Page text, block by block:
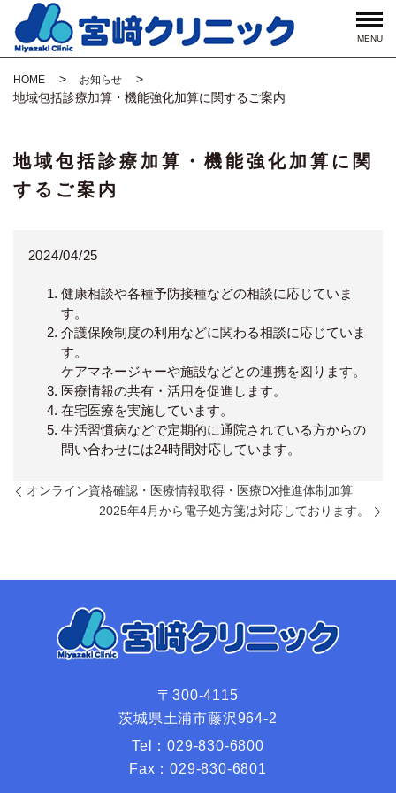
MENU
HOME お知らせ
地域包括診療加算・機能強化加算に関するご案内
地域包括診療加算・機能強化加算に関
するご案内
2024/04/25
健康相談や各種予防接種などの相談に応じていま
す。
介護保険制度の利用などに関わる相談に応じていま
す。
ケアマネージャーや施設などとの連携を図ります。
医療情報の共有・活用を促進します。
在宅医療を実施しています。
生活習慣病などで定期的に通院されている方からの
問い合わせには24時間対応しています。
オンライン資格確認・医療情報取得・医療DX推進体制加算
2025年4月から電子処方箋は対応しております。
〒300-4115
茨城県土浦市藤沢964-2
Tel：029-830-6800
Fax：029-830-6801